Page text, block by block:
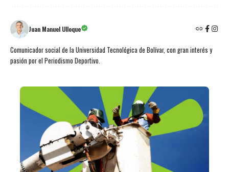
Juan Manuel Ulloque
Comunicador social de la Universidad Tecnológica de Bolívar, con gran interés y
pasión por el Periodismo Deportivo.